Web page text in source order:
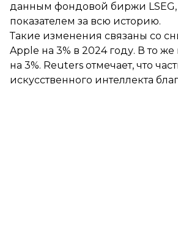
данным фондовой биржи LSEG,
показателем за всю историю.
Такие изменения связаны со
Apple на 3% в 2024 году. В то
на 3%. Reuters отмечает, что
искусственного интеллекта